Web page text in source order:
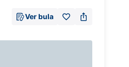
Ver bula